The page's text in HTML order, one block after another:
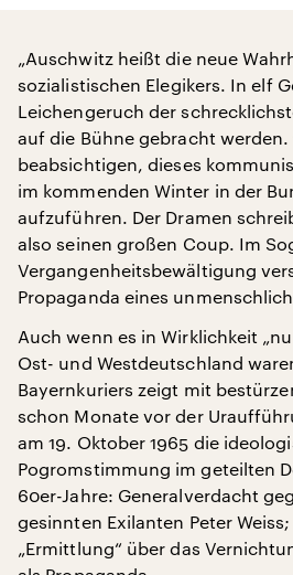
„Auschwitz heißt die neue
sozialistischen Elegikers. In elf
Leichengeruch der
auf die Bühne gebracht werden.
beabsichtigen, dieses
im kommenden Winter in der
aufzuführen. Der Dramen
also seinen großen Coup. Im
Vergangenheitsbewältigung
Propaganda eines
Auch wenn es in Wirklichkeit
Ost- und Westdeutschland
Bayernkuriers zeigt mit
schon Monate vor der
am 19. Oktober 1965 die
Pogromstimmung im geteilten
60er-Jahre: Generalverdacht
gesinnten Exilanten Peter
„Ermittlung“ über das